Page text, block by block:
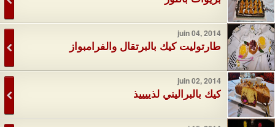
juin 04, 2014
طارتوليت كيك بالبرتقال والفرامبواز
juin 02, 2014
كيك بالبراليني لذييييذ